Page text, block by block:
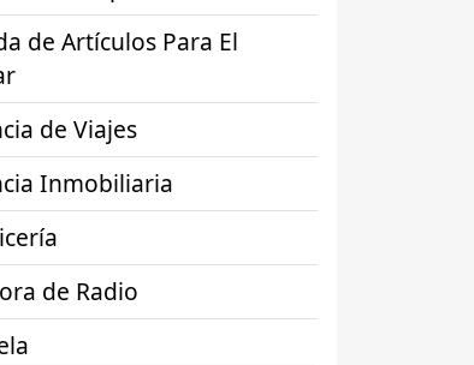
de Artículos Para El
de Viajes
Inmobiliaria
de Radio